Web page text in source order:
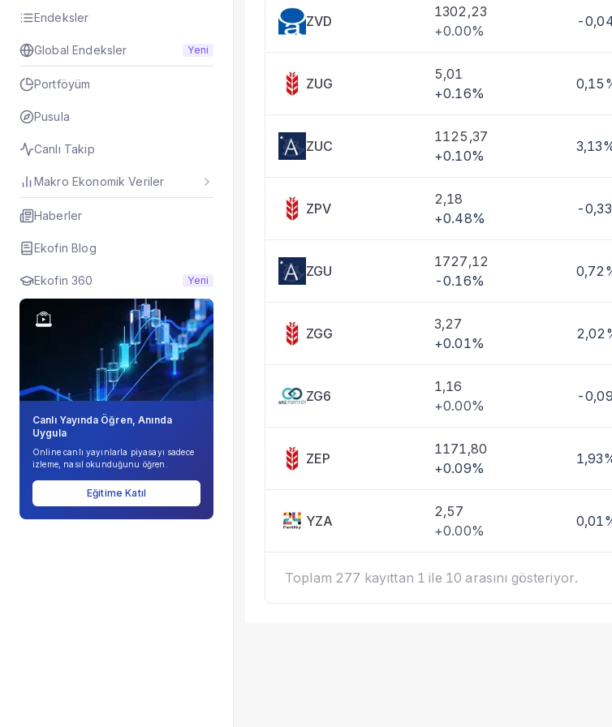
Endeksler
Global Endeksler Yeni
Portföyüm
Pusula
Canlı Takip
Makro Ekonomik Veriler
Haberler
Ekofin Blog
Ekofin 360 Yeni
Canlı Yayında Öğren, Anında
Uygula
Online canlı yayınlarla piyasayı sadece
izleme, nasıl okunduğunu öğren.
Eğitime Katıl
Taşınan Fonlar
Fiyat Endeks Değişimi
ZVD
1302,23
+0.00%
-
ZUG
5,01
+0.16%
ZUC
1125,37
+0.10%
ZPV
2,18
+0.48%
-
ZGU
1727,12
-0.16%
ZGG
3,27
+0.01%
ZG6
1,16
+0.00%
-
ZEP
1171,80
+0.09%
YZA
2,57
+0.00%
Toplam 277 kayıttan 1 ile 10 arasını gösteriyor.